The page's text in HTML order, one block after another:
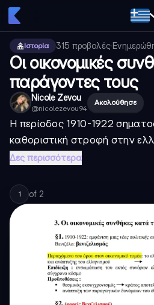
Ιστορία 315 προβολές·
Οι οικονομικές
παράγοντες τους
Nicole Zevou
@nicolezevou94
Ακολούθησε
Η περίοδος 1910-1922
καθοριστική στροφή στην
Δες περισσότερα
1 of 2